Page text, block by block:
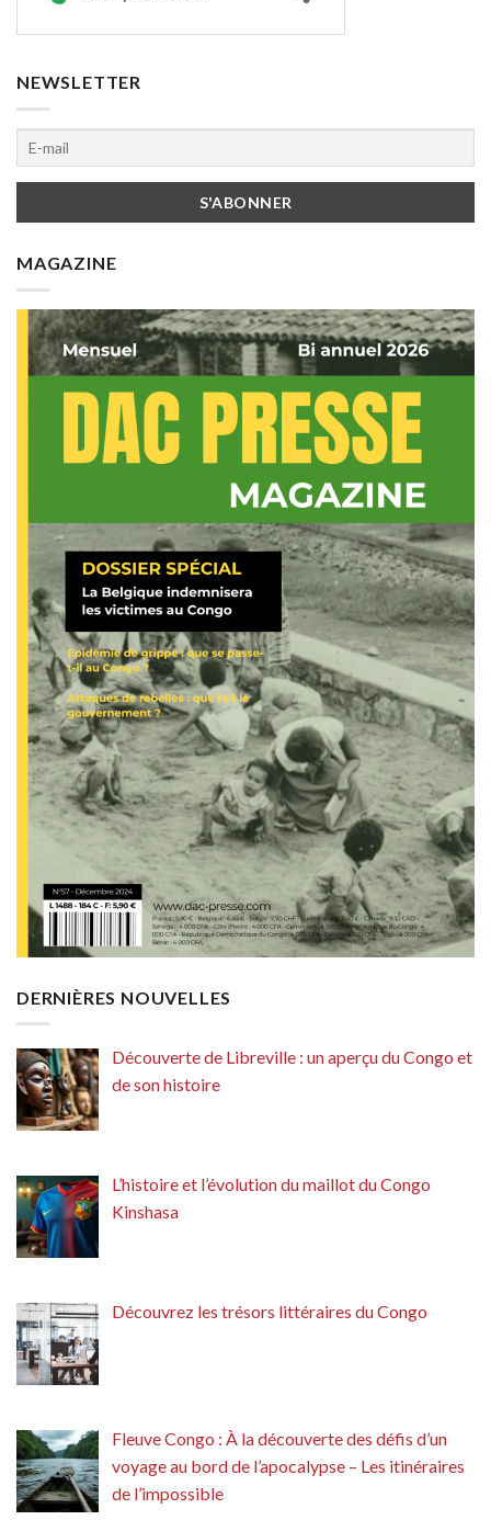
NEWSLETTER
MAGAZINE
DERNIÈRES NOUVELLES
Découverte de Libreville : un aperçu du Congo et
de son histoire
L’histoire et l’évolution du maillot du Congo
Kinshasa
Découvrez les trésors littéraires du Congo
Fleuve Congo : À la découverte des défis d’un
voyage au bord de l’apocalypse – Les itinéraires
de l’impossible